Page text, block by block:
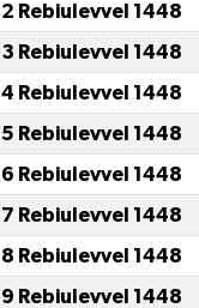
2 Rebiulevvel 1448
3 Rebiulevvel 1448
4 Rebiulevvel 1448
5 Rebiulevvel 1448
6 Rebiulevvel 1448
7 Rebiulevvel 1448
8 Rebiulevvel 1448
9 Rebiulevvel 1448